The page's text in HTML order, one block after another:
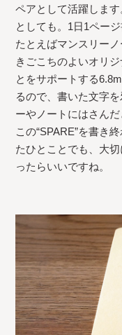
ペアとして活躍しま
としても。1日1ペー
たとえばマンスリー
きごこちのよいオリ
とをサポートする
るので、書いた文字
ーやノートにはさん
この“SPARE”を書き
たひとことでも、大
ったらいいですね。